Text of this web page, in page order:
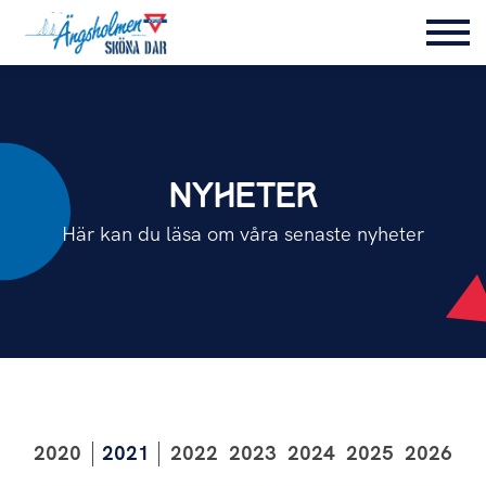
NYHETER
Här kan du läsa om våra senaste nyheter
2026
2025
2024
2023
2022
2021
2020